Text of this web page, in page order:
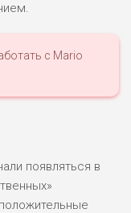
с Mario
появляться в